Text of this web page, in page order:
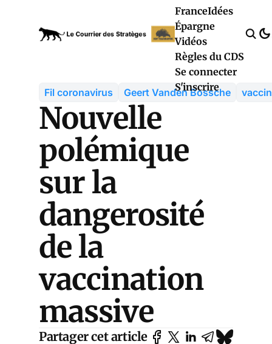
FranceIdées
Épargne
Vidéos
Règles du CDS
Se connecter
S'inscrire
Fil coronavirus Geert Vanden Bossche vaccin
Nouvelle
polémique
sur la
dangerosité
de la
vaccination
massive
Partager cet article